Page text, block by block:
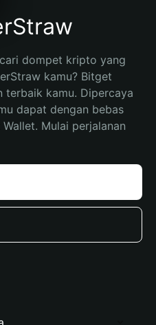
dompet kripto yang
kamu? Bitget
terbaik kamu. Dipercaya
dapat dengan bebas
Mulai perjalanan